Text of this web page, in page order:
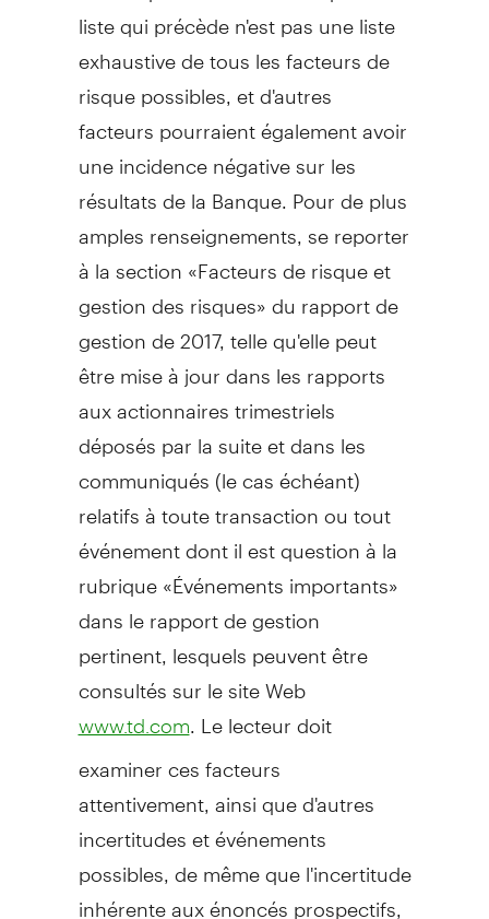
liste qui précède n'est pas une liste
exhaustive de tous les facteurs de
risque possibles, et d'autres
facteurs pourraient également avoir
une incidence négative sur les
résultats de la Banque. Pour de plus
amples renseignements, se reporter
à la section «Facteurs de risque et
gestion des risques» du rapport de
gestion de 2017, telle qu'elle peut
être mise à jour dans les rapports
aux actionnaires trimestriels
déposés par la suite et dans les
communiqués (le cas échéant)
relatifs à toute transaction ou tout
événement dont il est question à la
rubrique «Événements importants»
dans le rapport de gestion
pertinent, lesquels peuvent être
consultés sur le site Web
www.td.com . Le lecteur doit
examiner ces facteurs
attentivement, ainsi que d'autres
incertitudes et événements
possibles, de même que l'incertitude
inhérente aux énoncés prospectifs,